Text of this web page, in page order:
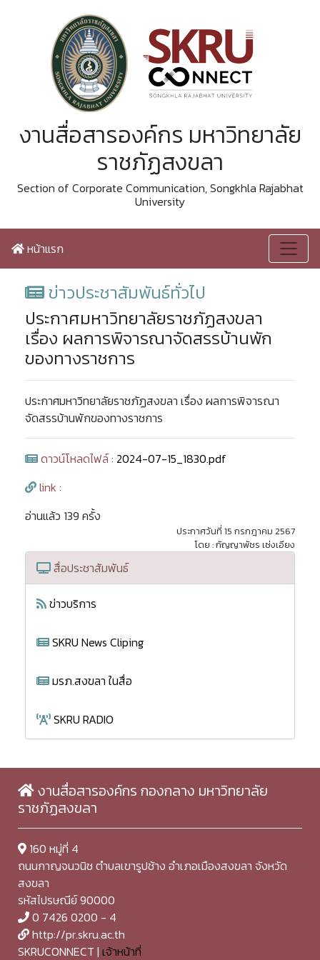
งานสื่อสารองค์กร มหาวิทยาลัย
ราชภัฏสงขลา
Section of Corporate Communication, Songkhla Rajabhat
University
หน้าแรก
ข่าวประชาสัมพันธ์ทั่วไป
ประกาศมหาวิทยาลัยราชภัฏสงขลา
เรื่อง ผลการพิจารณาจัดสรรบ้านพัก
ของทางราชการ
ประกาศมหาวิทยาลัยราชภัฏสงขลา เรื่อง ผลการพิจารณา
จัดสรรบ้านพักของทางราชการ
ดาวน์โหลดไฟล์ : 2024-07-15_1830.pdf
link :
อ่านแล้ว 139 ครั้ง
ประกาศวันที่ 15 กรกฎาคม 2567
โดย : กัญญาพัชร เซ่งเอียง
สื่อประชาสัมพันธ์
ข่าวบริการ
SKRU News Cliping
มรภ.สงขลา ในสื่อ
SKRU RADIO
งานสื่อสารองค์กร กองกลาง มหาวิทยาลัย
ราชภัฏสงขลา
160 หมู่ที่ 4
ถนนกาญจนวนิช ตำบลเขารูปช้าง อำเภอเมืองสงขลา จังหวัด
สงขลา
รหัสไปรษณีย์ 90000
0 7426 0200 - 4
http://pr.skru.ac.th
SKRUCONNECT | เจ้าหน้าที่